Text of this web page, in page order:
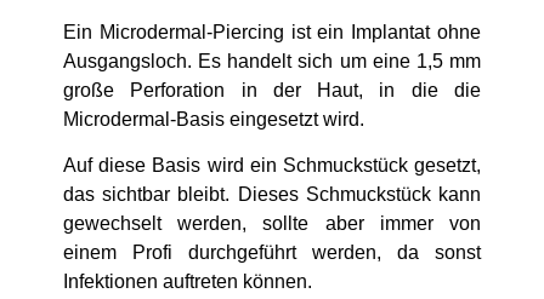
Ein Microdermal-Piercing ist ein Implantat ohne
Ausgangsloch. Es handelt sich um eine 1,5 mm
große Perforation in der Haut, in die die
Microdermal-Basis eingesetzt wird.
Auf diese Basis wird ein Schmuckstück gesetzt,
das sichtbar bleibt. Dieses Schmuckstück kann
gewechselt werden, sollte aber immer von
einem Profi durchgeführt werden, da sonst
Infektionen auftreten können.